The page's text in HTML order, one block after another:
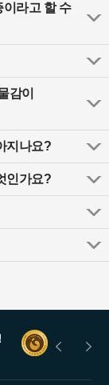
라고 할 수
감이
지나요?
인가요?
수련병원